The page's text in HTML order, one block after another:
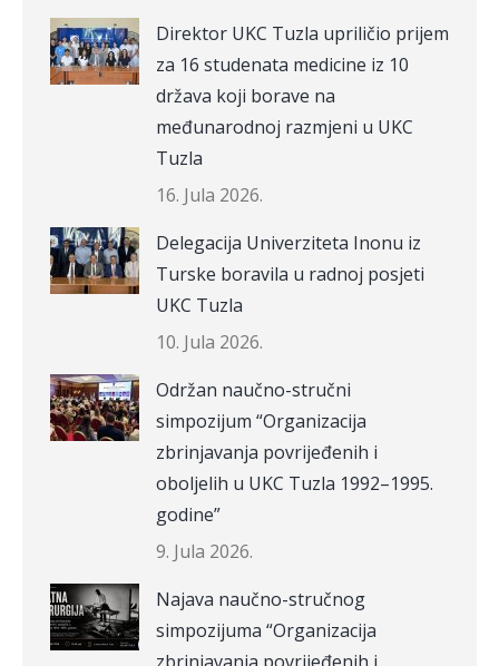
Direktor UKC Tuzla upriličio prijem
za 16 studenata medicine iz 10
država koji borave na
međunarodnoj razmjeni u UKC
Tuzla
16. Jula 2026.
Delegacija Univerziteta Inonu iz
Turske boravila u radnoj posjeti
UKC Tuzla
10. Jula 2026.
Održan naučno-stručni
simpozijum “Organizacija
zbrinjavanja povrijeđenih i
oboljelih u UKC Tuzla 1992–1995.
godine”
9. Jula 2026.
Najava naučno-stručnog
simpozijuma “Organizacija